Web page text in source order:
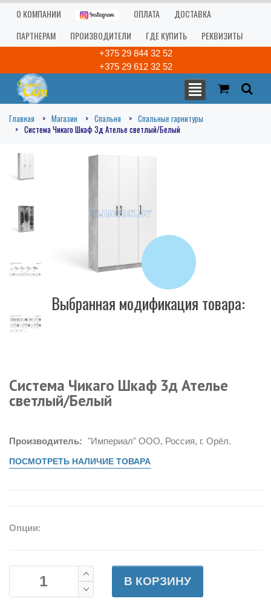
О КОМПАНИИ ОПЛАТА
ДОСТАВКА
ПАРТНЕРАМ
ПРОИЗВОДИТЕЛИ ГДЕ КУПИТЬ РЕКВИЗИТЫ
+375 29 844 32 52
+375 29 612 32 52
Главная Магазин Спальня
Спальные гарнитуры
Система Чикаго Шкаф 3д Ателье светлый/Белый
Выбранная модификация товара:
Система Чикаго Шкаф 3д Ателье
светлый/Белый
Производитель: "Империал" ООО, Россия, г. Орёл.
ПОСМОТРЕТЬ НАЛИЧИЕ ТОВАРА
Опции:
В КОРЗИНУ